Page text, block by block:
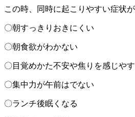
この時、同時に起こりやすい症状が
〇朝すっきりおきにくい
〇朝食欲がわかない
〇目覚めかた不安や焦りを感じや
〇集中力が午前はでない
〇ランチ後眠くなる